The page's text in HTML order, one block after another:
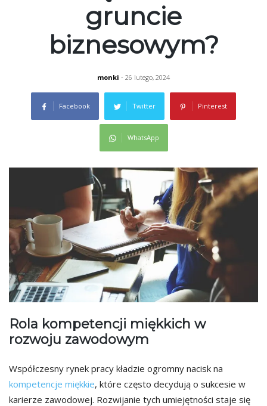
gruncie
biznesowym?
monki - 26 lutego, 2024
Facebook Twitter Pinterest
WhatsApp
Rola kompetencji miękkich w
rozwoju zawodowym
Współczesny rynek pracy kładzie ogromny nacisk na
kompetencje miękkie, które często decydują o sukcesie w
karierze zawodowej. Rozwijanie tych umiejętności staje się